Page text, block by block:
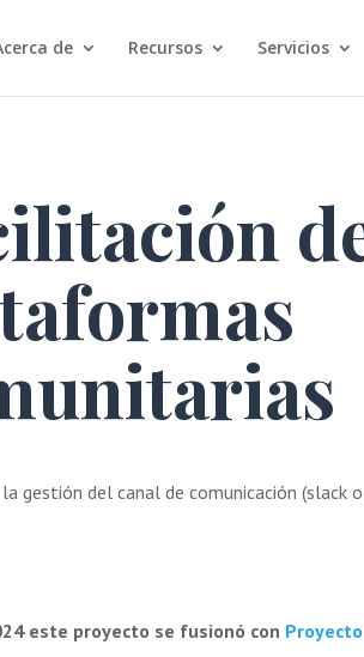
de Recursos Servicios
gestión del canal de comunicación (slack
este proyecto se fusionó con